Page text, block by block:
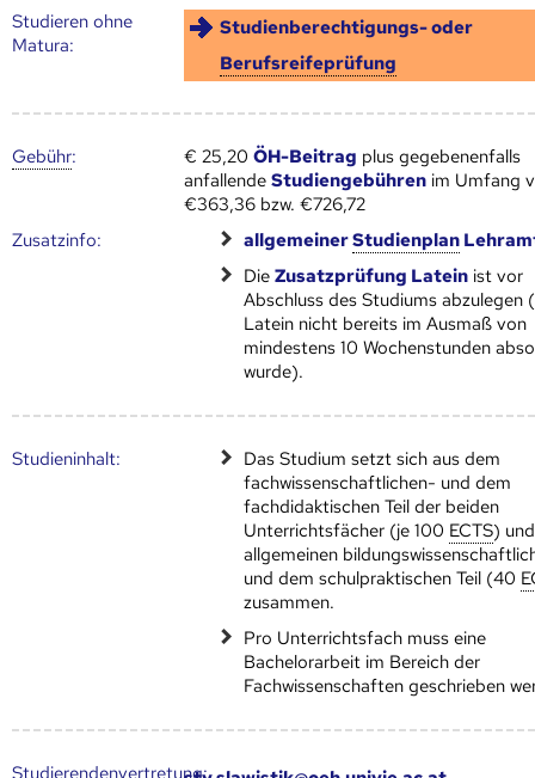
Studieren ohne
Matura:
Studienberechtigungs- oder
Berufsreifeprüfung
Gebühr: € 25,20ÖH-Beitrag plus gegebenenfalls
anfallendeStudiengebühren im Umfang
€363,36 bzw. €726,72
Zusatz­info:
allgemeinerStudien­plan
DieZusatzprüfung Latein ist vor
Abschluss des Studiums abzulegen
Latein nicht bereits im Ausmaß von
mindestens 10 Wochenstunden
wurde).
Studien­inhalt:
Das Studium setzt sich aus dem
fachwissenschaftlichen- und dem
fachdidaktischen Teil der beiden
Unterrichtsfächer (je 100 ECTS)
allgemeinen
und dem schulpraktischen Teil (40
zusammen.
Pro Unterrichtsfach muss eine
Bachelorarbeit im Bereich der
Fachwissenschaften geschrieben
Studierendenvertretung: